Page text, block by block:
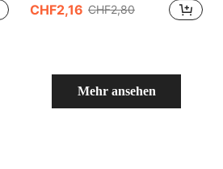
CHF2,16 CHF2,80
Mehr ansehen